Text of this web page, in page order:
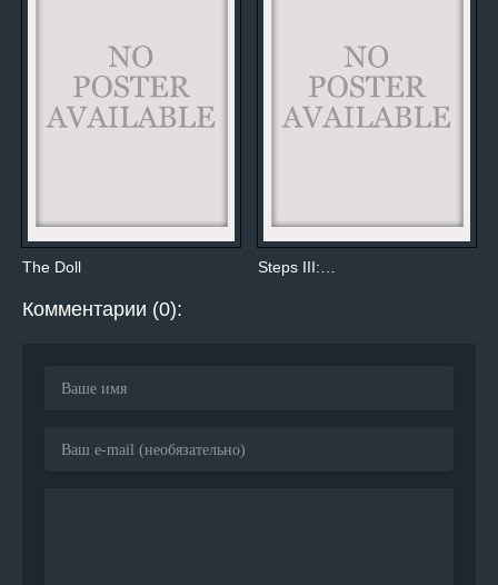
The Doll Steps III:…
Комментарии (0):